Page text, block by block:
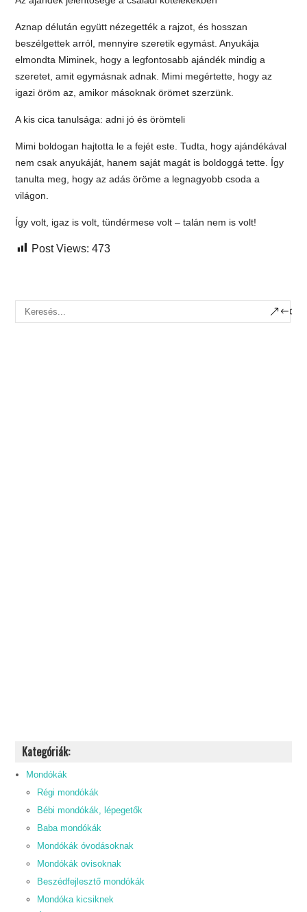
Aznap délután együtt nézegették a rajzot, és hosszan
beszélgettek arról, mennyire szeretik egymást. Anyukája
elmondta Miminek, hogy a legfontosabb ajándék mindig a
szeretet, amit egymásnak adnak. Mimi megértette, hogy az
igazi öröm az, amikor másoknak örömet szerzünk.
A kis cica tanulsága: adni jó és örömteli
Mimi boldogan hajtotta le a fejét este. Tudta, hogy ajándékával
nem csak anyukáját, hanem saját magát is boldoggá tette. Így
tanulta meg, hogy az adás öröme a legnagyobb csoda a
világon.
Így volt, igaz is volt, tündérmese volt – talán nem is volt!
Post Views: 473
Kategóriák:
Mondókák
Régi mondókák
Bébi mondókák, lépegetők
Baba mondókák
Mondókák óvodásoknak
Mondókák ovisoknak
Beszédfejlesztő mondókák
Mondóka kicsiknek